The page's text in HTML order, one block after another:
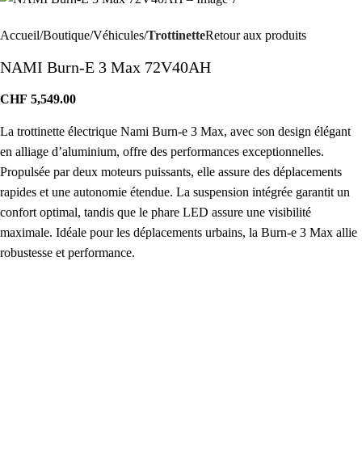
Accueil Boutique Véhicules TrottinetteRetour aux produits
NAMI Burn-E 3 Max 72V40AH
CHF 5,549.00
La trottinette électrique Nami Burn-e 3 Max, avec son design élégant
en alliage d’aluminium, offre des performances exceptionnelles.
Propulsée par deux moteurs puissants, elle assure des déplacements
rapides et une autonomie étendue. La suspension intégrée garantit un
confort optimal, tandis que le phare LED assure une visibilité
maximale. Idéale pour les déplacements urbains, la Burn-e 3 Max allie
robustesse et performance.